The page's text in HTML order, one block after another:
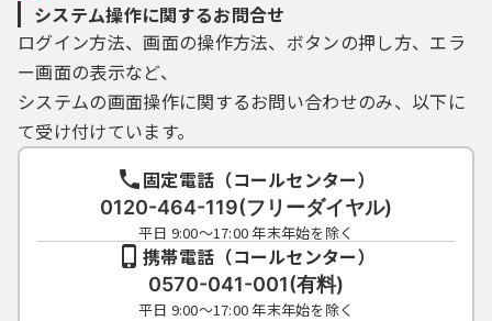
議会
職員採用
後援名義
システム操作に関するお問合せ
ログイン方法、画面の操作方法、ボタンの押し方、エラ
ー画面の表示など、
システムの画面操作に関するお問い合わせのみ、以下に
て受け付けています。
固定電話（コールセンター）
0120-464-119(フリーダイヤル)
平日 9:00～17:00 年末年始を除く
携帯電話（コールセンター）
0570-041-001(有料)
平日 9:00～17:00 年末年始を除く